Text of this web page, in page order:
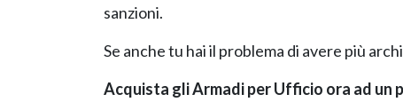
sanzioni.
Se anche tu hai il problema di avere più
Acquista gli Armadi per Ufficio ora ad un